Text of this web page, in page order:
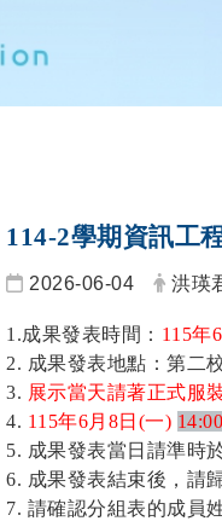
114-2學期資訊工
2026-06-04 洪瑛
1.成果發表時間： 115年
2. 成果發表地點：第二
3. 展示當天請著正式服
4. 115年6月8日(一)
5. 成果發表當日請準時
6. 成果發表結束後，請
7. 請確認分組表的成員